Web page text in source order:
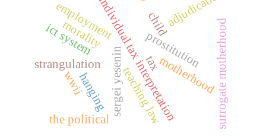
prostitution
tax
individual tax interpretation
morality
sergei yesenin
hanging
strangulation
child
motherhoodsurrogate motherhood
ict system
employment
the political teaching law
wwii